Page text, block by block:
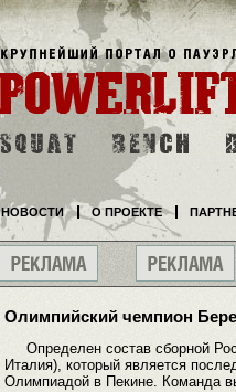
Олимпийский чемпион
Определен состав сборной
Италия), который является
Олимпиадой в Пекине. Команда
НОВОСТИ О ПРОЕКТЕ